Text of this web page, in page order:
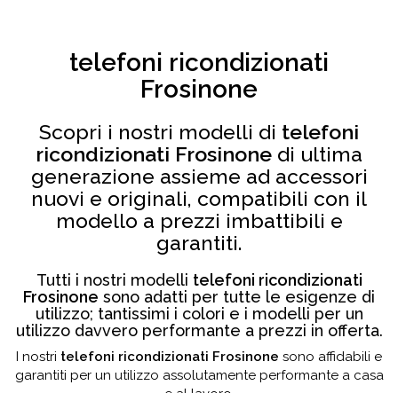
telefoni ricondizionati
Frosinone
Scopri i nostri modelli di telefoni
ricondizionati Frosinone di ultima
generazione assieme ad accessori
nuovi e originali, compatibili con il
modello a prezzi imbattibili e
garantiti.
Tutti i nostri modelli telefoni ricondizionati
Frosinone sono adatti per tutte le esigenze di
utilizzo; tantissimi i colori e i modelli per un
utilizzo davvero performante a prezzi in offerta.
I nostri telefoni ricondizionati Frosinone sono affidabili e
garantiti per un utilizzo assolutamente performante a casa